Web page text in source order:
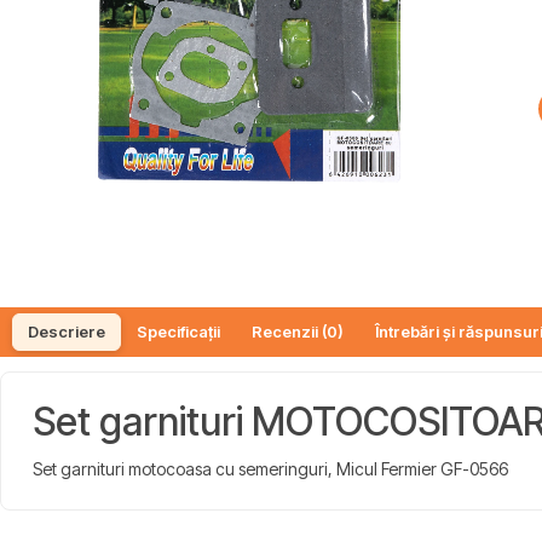
Descriere Specificații Recenzii (0) Întrebări și
Set garnituri
Set garnituri motocoasa cu semeringuri, Micul Fermier GF-0566